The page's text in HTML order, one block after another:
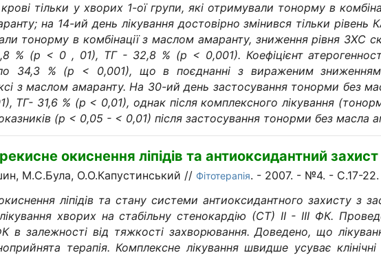
тільки у хворих 1-ої групи, які отримували тонорму в
на 14-ий день лікування достовірно змінився тільки
тонорму в комбінації з маслом амаранту, зниження рівня ЗХС
(р < 0 , 01), ТГ - 32,8 % (р < 0,001). Коефіцієнт
34,3 % (р < 0,001), що в поєднанні з вираженим зниженням
з маслом амаранту. На 30-ий день застосування тонорми без
31,6 % (р < 0,01), однак після комплексного лікування
(р < 0,05 - < 0,01) після застосування тонорми без масла
окиснення ліпідів та антиоксидантний
М.С.Була, О.О.Капустинський // Фітотерапія. - 2007. - №4. - С.17-22.
ліпідів та стану системи антиоксидантного захисту з
хворих на стабільну стенокардію (СТ) ІІ - ІІІ ФК.
в залежності від тяжкості захворювання. Доведено, що
терапія. Комплексне лікування швидше усуває